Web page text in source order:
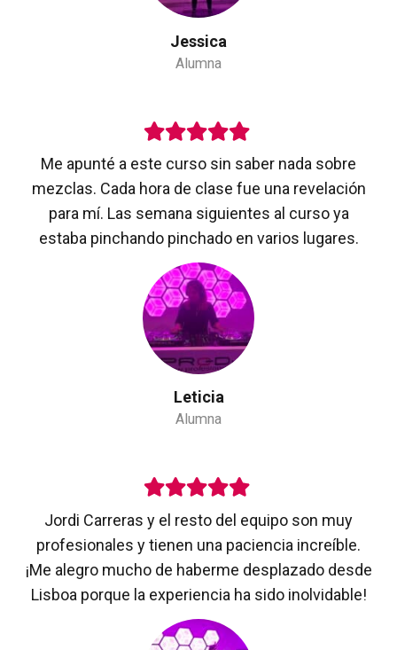
Jessica
Alumna
Me apunté a este curso sin saber nada sobre
mezclas. Cada hora de clase fue una revelación
para mí. Las semana siguientes al curso ya
estaba pinchando pinchado en varios lugares.
Leticia
Alumna
Jordi Carreras y el resto del equipo son muy
profesionales y tienen una paciencia increíble.
¡Me alegro mucho de haberme desplazado desde
Lisboa porque la experiencia ha sido inolvidable!